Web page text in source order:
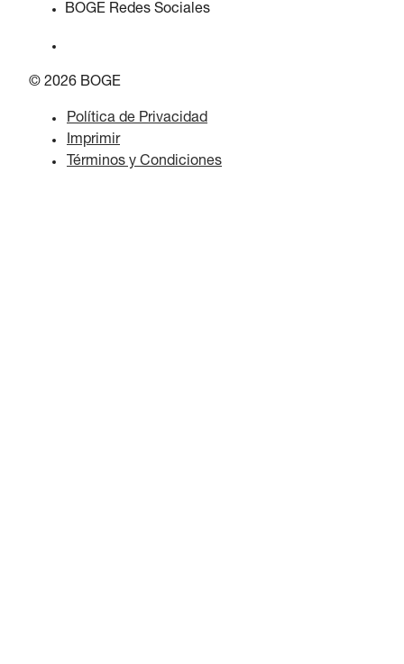
BOGE Redes Sociales
© 2026 BOGE
Política de Privacidad
Imprimir
Términos y Condiciones